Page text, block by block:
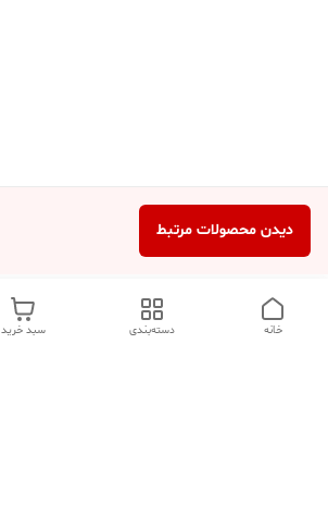
دیدن محصولات مرتبط
سبد خرید دسته‌بندی خانه